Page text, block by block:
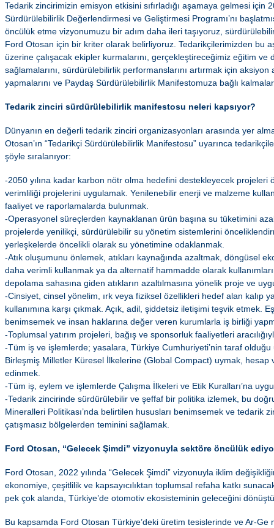
Tedarik zincirimizin emisyon etkisini sıfırladığı aşamaya gelmesi için
Sürdürülebilirlik Değerlendirmesi ve Geliştirmesi Programı’nı
öncülük etme vizyonumuzu bir adım daha ileri taşıyoruz,
Ford Otosan için bir kriter olarak belirliyoruz. Tedarikçilerimizden bu
üzerine çalışacak ekipler kurmalarını, gerçekleştireceğimiz eğitim ve
sağlamalarını, sürdürülebilirlik performanslarını artırmak için aksiyon
yapmalarını ve Paydaş Sürdürülebilirlik Manifestomuza bağlı
Tedarik zinciri sürdürülebilirlik manifestosu neleri kapsıyor?
Dünyanın en değerli tedarik zinciri organizasyonları arasında yer
Otosan’ın “Tedarikçi Sürdürülebilirlik Manifestosu” uyarınca
şöyle sıralanıyor:
-2050 yılına kadar karbon nötr olma hedefini destekleyecek projeleri
verimliliği projelerini uygulamak. Yenilenebilir enerji ve malzeme
faaliyet ve raporlamalarda bulunmak.
-Operasyonel süreçlerden kaynaklanan ürün başına su tüketimini
projelerde yenilikçi, sürdürülebilir su yönetim sistemlerini
yerleşkelerde öncelikli olarak su yönetimine odaklanmak.
-Atık oluşumunu önlemek, atıkları kaynağında azaltmak, döngüsel
daha verimli kullanmak ya da alternatif hammadde olarak
depolama sahasına giden atıkların azaltılmasına yönelik proje ve
-Cinsiyet, cinsel yönelim, ırk veya fiziksel özellikleri hedef alan kalıp
kullanımına karşı çıkmak. Açık, adil, şiddetsiz iletişimi teşvik etmek.
benimsemek ve insan haklarına değer veren kurumlarla iş birliği
-Toplumsal yatırım projeleri, bağış ve sponsorluk faaliyetleri
-Tüm iş ve işlemlerde; yasalara, Türkiye Cumhuriyeti’nin taraf olduğu
Birleşmiş Milletler Küresel İlkelerine (Global Compact) uymak, hesap
edinmek.
-Tüm iş, eylem ve işlemlerde Çalışma İlkeleri ve Etik Kuralları’na
-Tedarik zincirinde sürdürülebilir ve şeffaf bir politika izlemek, bu
Mineralleri Politikası’nda belirtilen hususları benimsemek ve tedarik
çatışmasız bölgelerden teminini sağlamak.
Ford Otosan, “Gelecek Şimdi” vizyonuyla sektöre öncülük
Ford Otosan, 2022 yılında “Gelecek Şimdi” vizyonuyla iklim
ekonomiye, çeşitlilik ve kapsayıcılıktan toplumsal refaha katkı
pek çok alanda, Türkiye’de otomotiv ekosisteminin geleceğini
Bu kapsamda Ford Otosan Türkiye’deki üretim tesislerinde ve Ar-Ge